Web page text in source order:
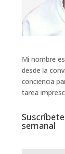
Mi nombre
desde la
conciencia
tarea
semanal